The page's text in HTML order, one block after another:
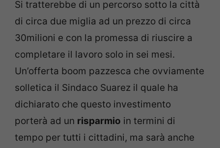
Si tratterebbe di un percorso sotto la città
di circa due miglia ad un prezzo di circa
30milioni e con la promessa di riuscire a
completare il lavoro solo in sei mesi.
Un’offerta boom pazzesca che ovviamente
solletica il Sindaco Suarez il quale ha
dichiarato che questo investimento
porterà ad un risparmio in termini di
tempo per tutti i cittadini, ma sarà anche